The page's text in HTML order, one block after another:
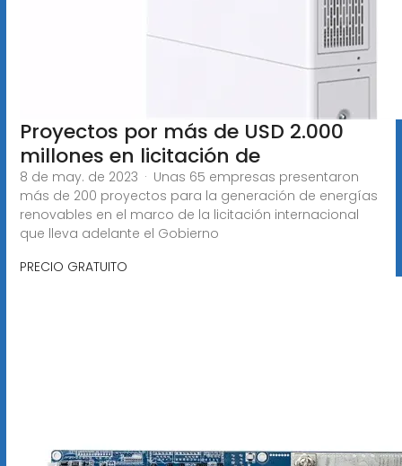
Proyectos por más de USD 2.000
millones en licitación de
8 de may. de 2023 · Unas 65 empresas presentaron
más de 200 proyectos para la generación de energías
renovables en el marco de la licitación internacional
que lleva adelante el Gobierno
PRECIO GRATUITO